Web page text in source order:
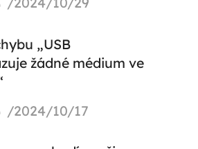
„USB
žádné médium ve
/2024/10/17